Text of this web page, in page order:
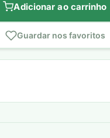
Adicionar ao carrinho
Guardar nos favoritos